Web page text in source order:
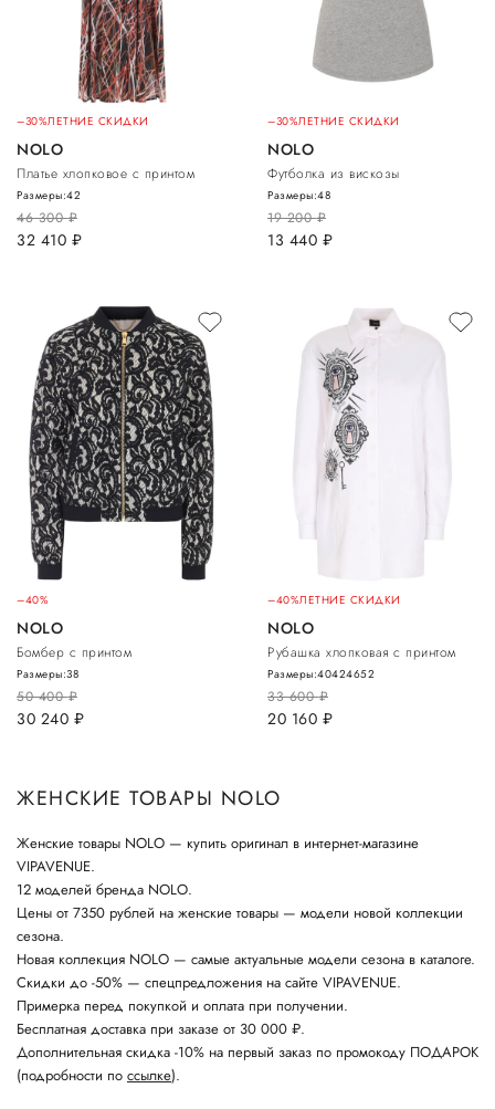
–30%ЛЕТНИЕ СКИДКИ
NOLO
Платье хлопковое с принтом
46 300руб.
32 410 руб.
Размеры:42
–30%ЛЕТНИЕ СКИДКИ
NOLO
Футболка из вискозы
19 200руб.
13 440 руб.
Размеры:48
–40%
NOLO
Бомбер с принтом
50 400руб.
30 240 руб.
Размеры:38
–40%ЛЕТНИЕ СКИДКИ
NOLO
Рубашка хлопковая с принтом
33 600руб.
20 160 руб.
Размеры:40424652
ЖЕНСКИЕ ТОВАРЫ NOLO
Женские товары NOLO — купить оригинал в интернет-магазине
VIPAVENUE.
12 моделей бренда NOLO.
Цены от 7350 рублей на женские товары — модели новой коллекции
сезона.
Новая коллекция NOLO — самые актуальные модели сезона в каталоге.
Скидки до -50% — спецпредложения на сайте VIPAVENUE.
Примерка перед покупкой и оплата при получении.
Бесплатная доставка при заказе от 30 000 ₽.
Дополнительная скидка -10% на первый заказ по промокоду ПОДАРОК
(подробности по ссылке).